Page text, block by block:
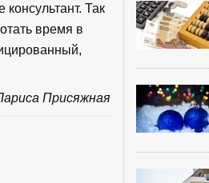
Так
время в
Присяжная